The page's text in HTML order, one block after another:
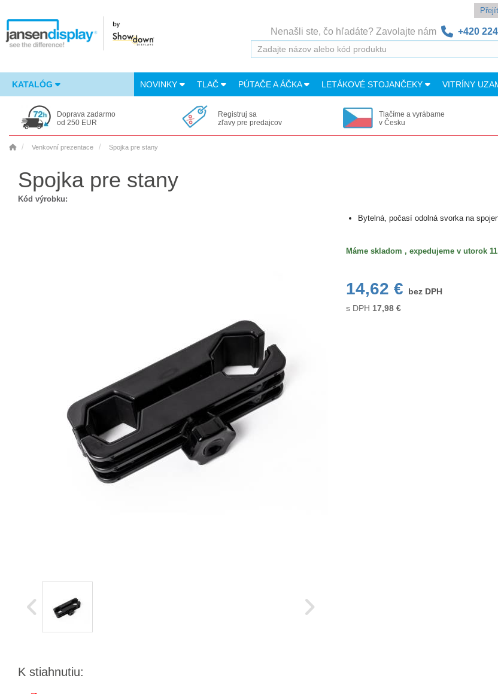
Nenašli ste, čo hľadáte? Zavolajte nám +420
KATALÓG NOVINKY TLAČ PÚTAČE A ÁČKA LETÁKOVÉ STOJANČEKY VITRÍNY
Doprava zadarmo
od 250 EUR
Registruj sa
zľavy pre predajcov
Tlačíme a vyrábame
v Česku
Venkovní prezentace Spojka pre stany
Spojka pre stany
Kód výrobku:
K stiahnutiu:
Bytelná, počasí odolná svorka na
Máme skladom , expedujeme v utorok
14,62 €
bez DPH
s DPH 17,98€